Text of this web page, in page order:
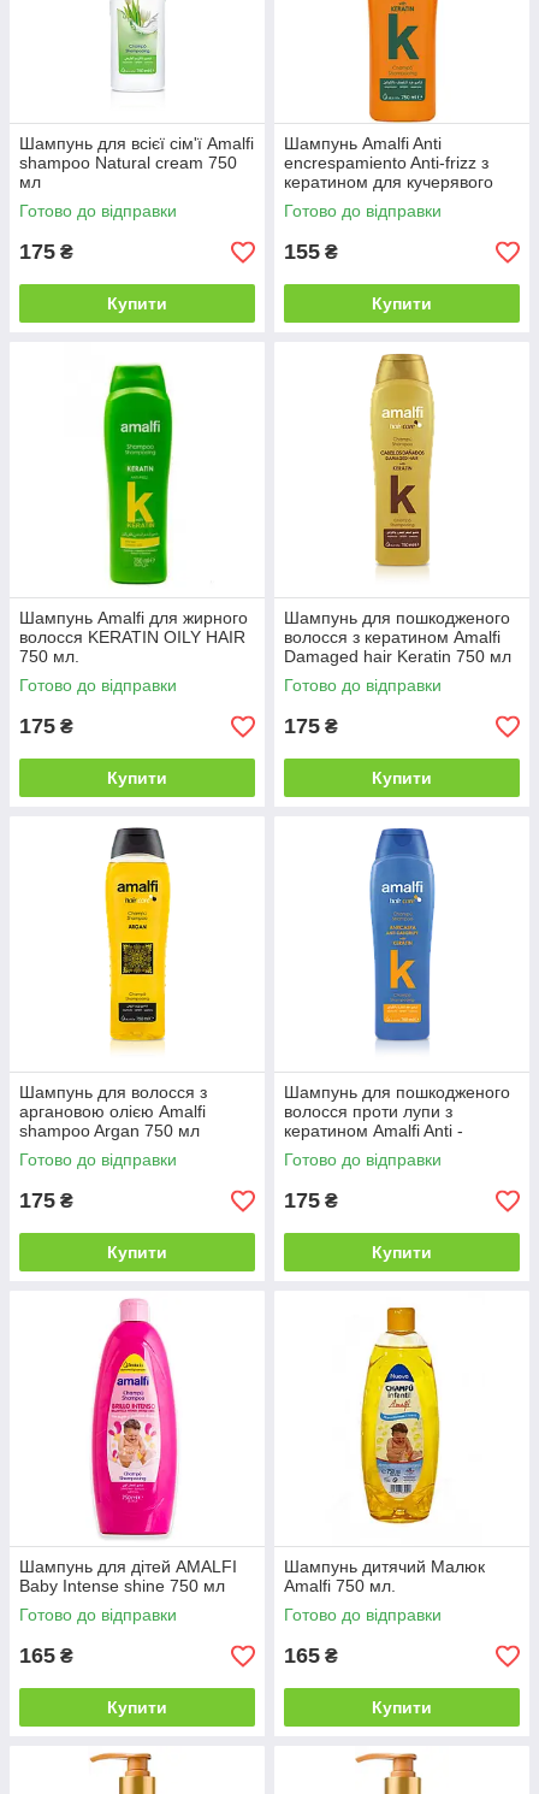
Шампунь для всієї сім'ї Amalfi
shampoo Natural cream 750
мл
Готово до відправки
175 ₴
Купити
Шампунь Amalfi Anti
encrespamiento Anti-frizz з
кератином для кучерявого
волосся 750 мл
Готово до відправки
155 ₴
Купити
Шампунь Amalfi для жирного
волосся KERATIN OILY HAIR
750 мл.
Готово до відправки
175 ₴
Купити
Шампунь для пошкодженого
волосся з кератином Amalfi
Damaged hair Keratin 750 мл
Готово до відправки
175 ₴
Купити
Шампунь для волосся з
аргановою олією Amalfi
shampoo Argan 750 мл
Готово до відправки
175 ₴
Купити
Шампунь для пошкодженого
волосся проти лупи з
кератином Amalfi Anti -
Dandruff with Keratin 750 мл
Готово до відправки
175 ₴
Купити
Шампунь для дітей AMALFI
Baby Intense shine 750 мл
Готово до відправки
165 ₴
Купити
Шампунь дитячий Малюк
Amalfi 750 мл.
Готово до відправки
165 ₴
Купити